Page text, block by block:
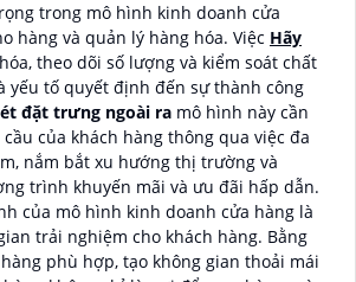
trong mô hình kinh doanh cửa
hàng và quản lý hàng hóa. Việc Hãy
theo dõi số lượng và kiểm soát chất
yếu tố quyết định đến sự thành công
đặt trưng ngoài ra mô hình này cần
của khách hàng thông qua việc đa
nắm bắt xu hướng thị trường và
trình khuyến mãi và ưu đãi hấp dẫn.
của mô hình kinh doanh cửa hàng là
trải nghiệm cho khách hàng. Bằng
phù hợp, tạo không gian thoải mái